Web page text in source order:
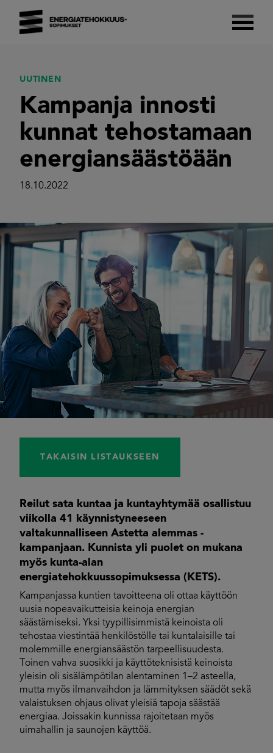
content
UUTINEN
Kampanja innosti
kunnat tehostamaan
energiansäästöään
18.10.2022
TAKAISIN LISTAUKSEEN
Reilut sata kuntaa ja kuntayhtymää osallistuu
viikolla 41 käynnistyneeseen
valtakunnalliseen Astetta alemmas -
kampanjaan. Kunnista yli puolet on mukana
myös kunta-alan
energiatehokkuussopimuksessa (KETS).
Kampanjassa kuntien tavoitteena oli ottaa käyttöön
uusia nopeavaikutteisia keinoja energian
säästämiseksi. Yksi tyypillisimmistä keinoista oli
tehostaa viestintää henkilöstölle tai kuntalaisille tai
molemmille energiansäästön tarpeellisuudesta.
Toinen vahva suosikki ja käyttöteknisistä keinoista
yleisin oli sisälämpötilan alentaminen 1–2 asteella,
mutta myös ilmanvaihdon ja lämmityksen säädöt sekä
valaistuksen ohjaus olivat yleisiä tapoja säästää
energiaa. Joissakin kunnissa rajoitetaan myös
uimahallin ja saunojen käyttöä.